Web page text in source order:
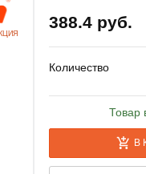
388.4 руб.
Количество
Товар
В